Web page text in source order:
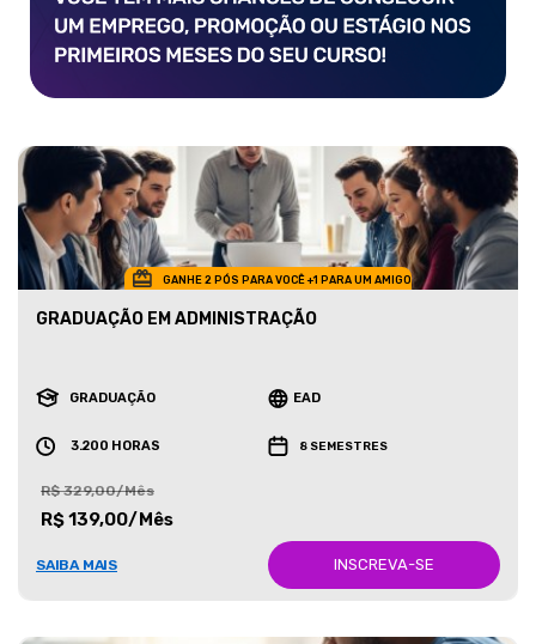
GANHE 2 PÓS PARA VOCÊ +1 PARA UM AMIGO
GRADUAÇÃO EM ADMINISTRAÇÃO
GRADUAÇÃO EAD
3.200 HORAS 8 SEMESTRES
R$ 329,00/Mês
R$ 139,00/Mês
SAIBA MAIS INSCREVA-SE